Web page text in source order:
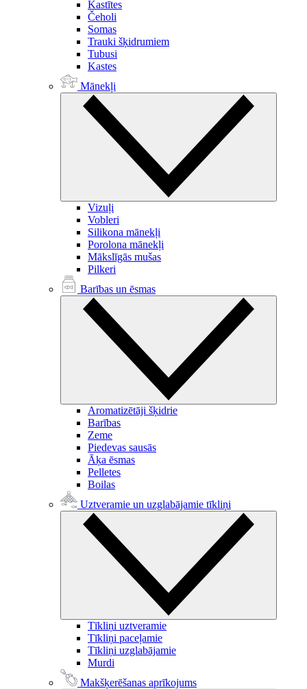
Kastītes
Čeholi
Somas
Trauki šķidrumiem
Tubusi
Kastes
Mānekļi
Vizuļi
Vobleri
Silikona mānekļi
Porolona mānekļi
Mākslīgās mušas
Pilkeri
Barības un ēsmas
Aromatizētāji šķidrie
Barības
Zeme
Piedevas sausās
Āķa ēsmas
Pelletes
Boilas
Uztveramie un uzglabājamie tīkliņi
Tīkliņi uztveramie
Tīkliņi paceļamie
Tīkliņi uzglabājamie
Murdi
Makšķerēšanas aprīkojums